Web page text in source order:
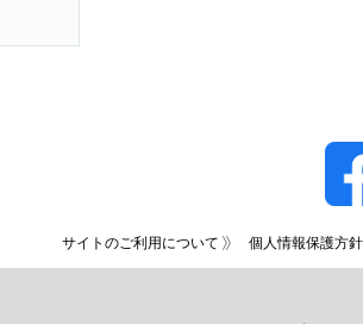
サイトのご利用について 個人情報保護方針